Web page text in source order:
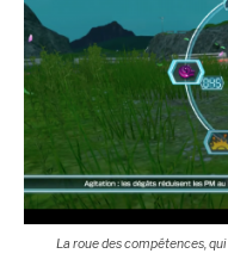
La roue des compétences,